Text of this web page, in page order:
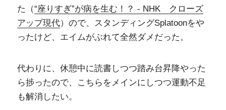
た（“座りすぎ”が病を生む！？ - NHK クローズ
アップ現代）ので、スタンディングSplatoonをや
ったけど、エイムがぶれて全然ダメだった。
代わりに、休憩中に読書しつつ踏み台昇降やった
ら捗ったので、こちらをメインにしつつ運動不足
も解消したい。